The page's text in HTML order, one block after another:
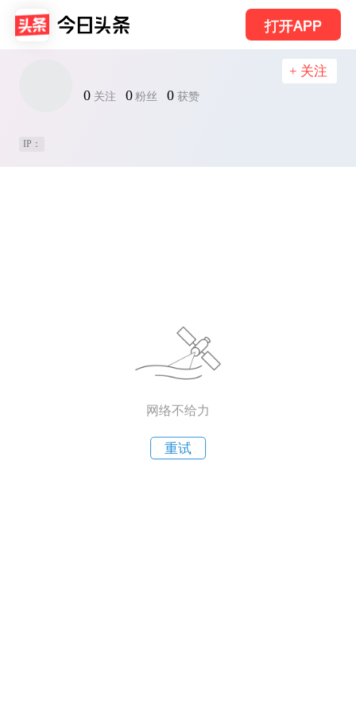
打开APP
0 关注 0 粉丝 0 获赞
+ 关注
IP：
网络不给力
重试